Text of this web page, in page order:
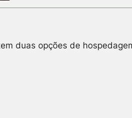
duas opções de